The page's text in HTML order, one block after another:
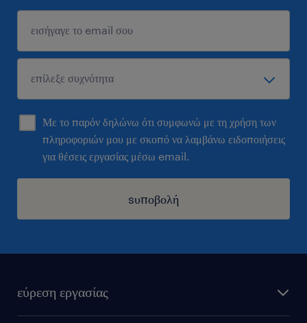
Με το παρόν δηλώνω ότι συμφωνώ με τη χρήση των
πληροφοριών μου με σκοπό να λαμβάνω ειδοποιήσεις
για θέσεις εργασίας μέσω email.
sυποβολή
εύρεση εργασίας